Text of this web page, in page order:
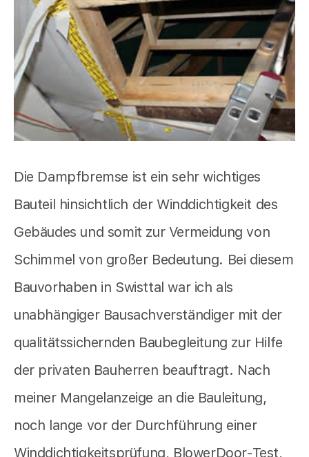
Die Dampfbremse ist ein sehr wichtiges
Bauteil hinsichtlich der Winddichtigkeit des
Gebäudes und somit zur Vermeidung von
Schimmel von großer Bedeutung. Bei diesem
Bauvorhaben in Swisttal war ich als
unabhängiger Bausachverständiger mit der
qualitätssichernden Baubegleitung zur Hilfe
der privaten Bauherren beauftragt. Nach
meiner Mangelanzeige an die Bauleitung,
noch lange vor der Durchführung einer
Winddichtigkeitsprüfung, BlowerDoor-Test,